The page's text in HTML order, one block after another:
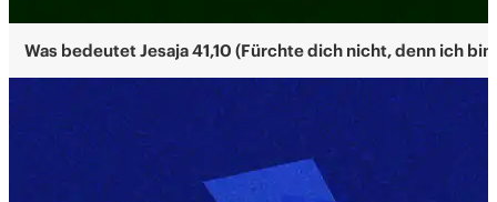
Was bedeutet Jesaja 41,10 (Fürchte dich nicht, denn ich